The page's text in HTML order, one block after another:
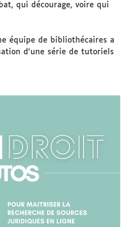
qui décourage, voire qui
équipe de bibliothécaires a
d'une série de tutoriels